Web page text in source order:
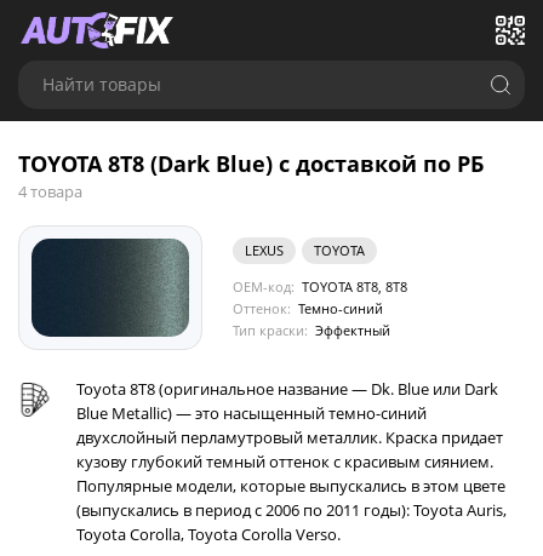
Найти товары
TOYOTA 8T8 (Dark Blue) с доставкой по РБ
4 товара
LEXUS
TOYOTA
OEM-код: TOYOTA 8T8, 8T8
Оттенок: Темно-синий
Тип краски: Эффектный
Toyota 8T8 (оригинальное название — Dk. Blue или Dark
Blue Metallic) — это насыщенный темно-синий
двухслойный перламутровый металлик. Краска придает
кузову глубокий темный оттенок с красивым сиянием.
Популярные модели, которые выпускались в этом цвете
(выпускались в период с 2006 по 2011 годы): Toyota Auris,
Toyota Corolla, Toyota Corolla Verso.